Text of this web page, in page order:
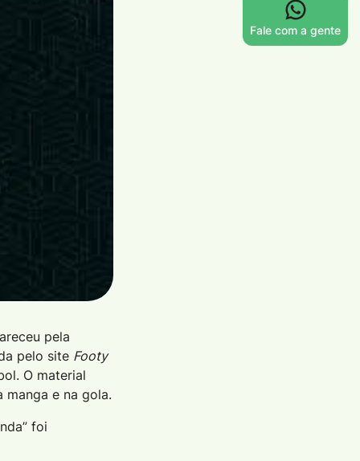
pela
pelo site Footy
O material
e na gola.
foi
Fale com a gente